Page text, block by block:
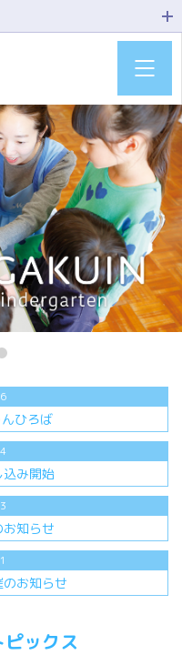
ひろば
み開始
知らせ
お知らせ
ックス